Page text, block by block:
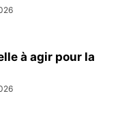
à agir pour la